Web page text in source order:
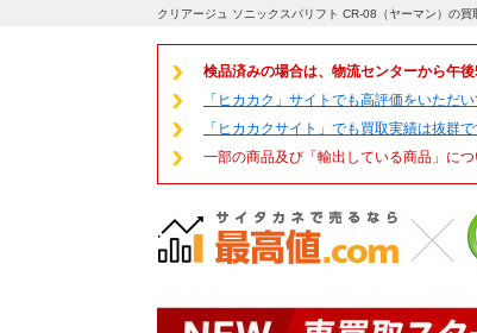
クリアージュ ソニックスパリフト CR-08（ヤーマン）の
検品済みの場合は、物流センターから午
「ヒカカク」サイトでも高評価をいただい
「ヒカカクサイト」でも買取実績は抜群で
一部の商品及び「輸出している商品」に